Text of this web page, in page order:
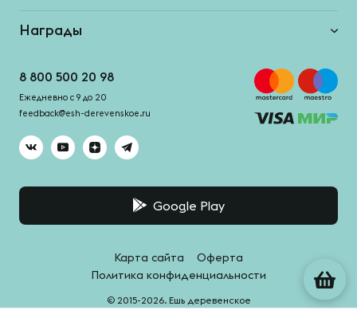
Награды
8 800 500 20 98
Ежедневно с 9 до 20
feedback@esh-derevenskoe.ru
Google Play
© 2015-2026. Ешь деревенское
Карта сайта
Оферта
Политика конфиденциальности